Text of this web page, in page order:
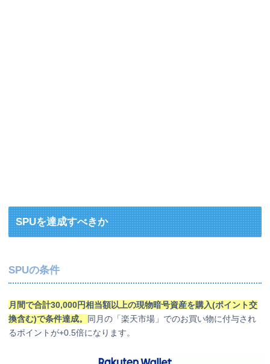
SPUを達成すべきか
SPUの条件
月間で合計30,000円相当額以上の現物暗号資産を購入(ポイント交
換含む)で条件達成。 同月の「楽天市場」でのお買い物に付与され
るポイントが+0.5倍になります。